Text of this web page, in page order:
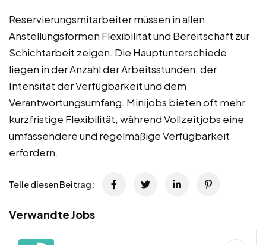
Reservierungsmitarbeiter müssen in allen
Anstellungsformen Flexibilität und Bereitschaft zur
Schichtarbeit zeigen. Die Hauptunterschiede
liegen in der Anzahl der Arbeitsstunden, der
Intensität der Verfügbarkeit und dem
Verantwortungsumfang. Minijobs bieten oft mehr
kurzfristige Flexibilität, während Vollzeitjobs eine
umfassendere und regelmäßige Verfügbarkeit
erfordern.
Teile diesen Beitrag:
Verwandte Jobs